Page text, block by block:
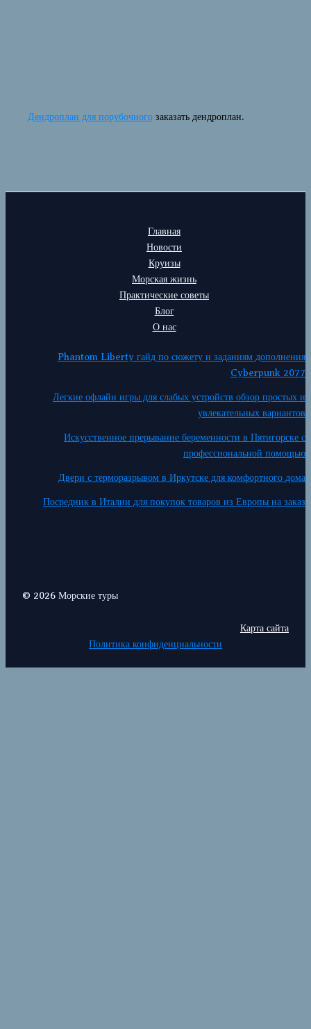
Дендроплан для порубочногозаказать дендроплан.
Главная
Новости
Круизы
Морская жизнь
Практические советы
Блог
О нас
Phantom Liberty гайд по сюжету и заданиям дополнения
Cyberpunk 2077
Легкие офлайн игры для слабых устройств обзор простых и
увлекательных вариантов
Искусственное прерывание беременности в Пятигорске с
профессиональной помощью
Двери с терморазрывом в Иркутске для комфортного дома
Посредник в Италии для покупок товаров из Европы на заказ
© 2026 Морские туры
Карта сайта
Политика конфиденциальности